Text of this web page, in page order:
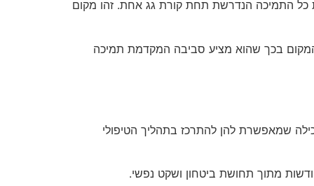
התמיכה הנדרשת תחת קורת גג אחת. זהו מקום
בכך שהוא מציע סביבה המקדמת תמיכה
שמאפשרת להן להתרכז בתהליך הטיפולי
מתוך תחושת ביטחון ושקט נפשי.